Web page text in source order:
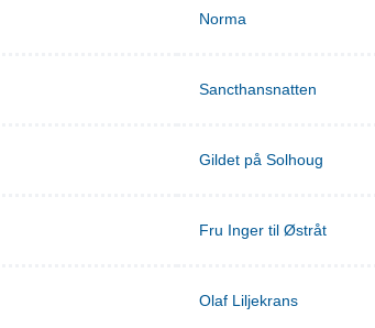
Norma
Sancthansnatten
Gildet på Solhoug
Fru Inger til Østråt
Olaf Liljekrans